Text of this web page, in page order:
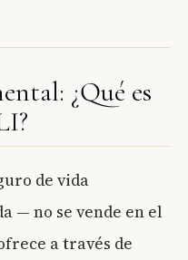
¿Qué es
de vida
— no se vende en el
a través de